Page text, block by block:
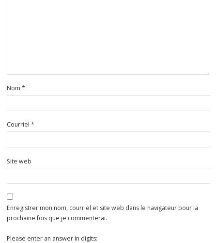
Nom *
Courriel *
Site web
Enregistrer mon nom, courriel et site web dans le navigateur pour la
prochaine fois que je commenterai.
Please enter an answer in digits: